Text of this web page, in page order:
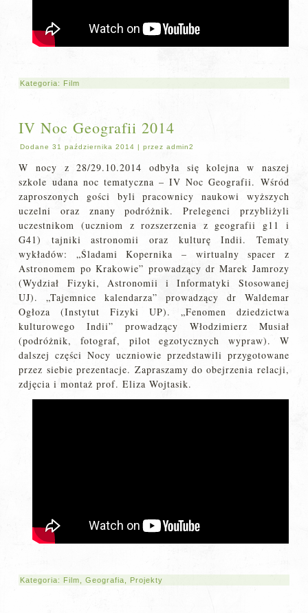
Kategoria: Film
IV Noc Geografii 2014
Dodane 31 października 2014 |przez admin2
W nocy z 28/29.10.2014 odbyła się kolejna w naszej
szkole udana noc tematyczna – IV Noc Geografii. Wśród
zaproszonych gości byli pracownicy naukowi wyższych
uczelni oraz znany podróżnik. Prelegenci przybliżyli
uczestnikom (uczniom z rozszerzenia z geografii g11 i
G41) tajniki astronomii oraz kulturę Indii. Tematy
wykładów: „Śladami Kopernika – wirtualny spacer z
Astronomem po Krakowie” prowadzący dr Marek Jamrozy
(Wydział Fizyki, Astronomii i Informatyki Stosowanej
UJ). „Tajemnice kalendarza” prowadzący dr Waldemar
Ogłoza (Instytut Fizyki UP). „Fenomen dziedzictwa
kulturowego Indii” prowadzący Włodzimierz Musiał
(podróżnik, fotograf, pilot egzotycznych wypraw). W
dalszej części Nocy uczniowie przedstawili przygotowane
przez siebie prezentacje. Zapraszamy do obejrzenia relacji,
zdjęcia i montaż prof. Eliza Wojtasik.
Kategoria: Film ,Geografia Projekty